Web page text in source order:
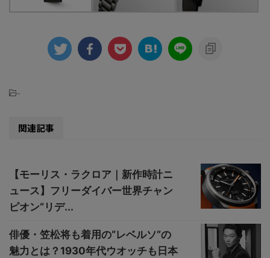
-
関連記事
【モーリス・ラクロア｜新作時計ニ
ュース】フリーダイバー世界チャン
ピオン“リデ...
俳優・笠松将も着用の“レベルソ”の
魅力とは？1930年代ウオッチも日本